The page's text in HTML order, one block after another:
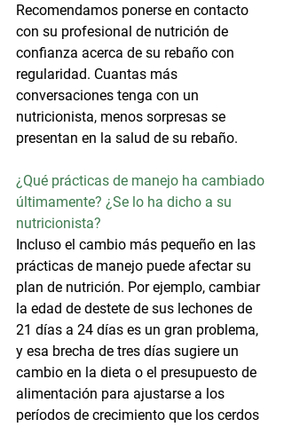
Recomendamos ponerse en contacto
con su profesional de nutrición de
confianza acerca de su rebaño con
regularidad. Cuantas más
conversaciones tenga con un
nutricionista, menos sorpresas se
presentan en la salud de su rebaño.
¿Qué prácticas de manejo ha cambiado
últimamente? ¿Se lo ha dicho a su
nutricionista?
Incluso el cambio más pequeño en las
prácticas de manejo puede afectar su
plan de nutrición. Por ejemplo, cambiar
la edad de destete de sus lechones de
21 días a 24 días es un gran problema,
y ​​esa brecha de tres días sugiere un
cambio en la dieta o el presupuesto de
alimentación para ajustarse a los
períodos de crecimiento que los cerdos